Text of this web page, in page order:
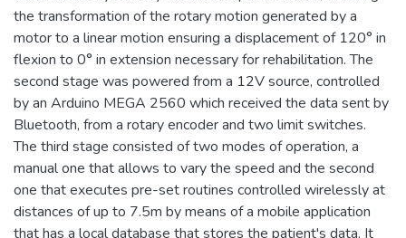
the transformation of the rotary motion generated by a
motor to a linear motion ensuring a displacement of 120° in
flexion to 0° in extension necessary for rehabilitation. The
second stage was powered from a 12V source, controlled
by an Arduino MEGA 2560 which received the data sent by
Bluetooth, from a rotary encoder and two limit switches.
The third stage consisted of two modes of operation, a
manual one that allows to vary the speed and the second
one that executes pre-set routines controlled wirelessly at
distances of up to 7.5m by means of a mobile application
that has a local database that stores the patient's data. It